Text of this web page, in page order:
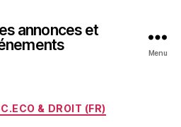
annonces et
Menu
Catégories
& DROIT (FR)